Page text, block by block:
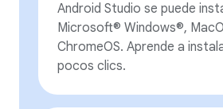
Android Studio se puede
Microsoft® Windows®,
ChromeOS. Aprende a
pocos clics.